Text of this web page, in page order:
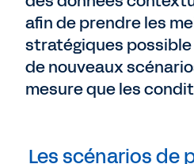
afin de prendre les
stratégiques
de nouveaux
mesure que les
Les scénarios de